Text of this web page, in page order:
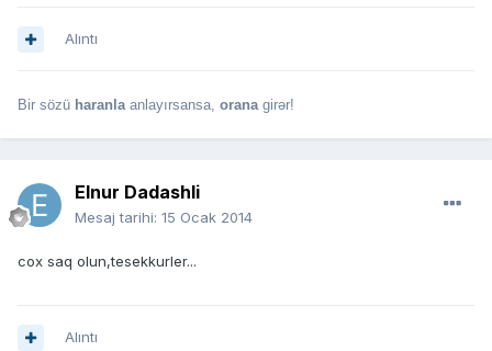
Alıntı
Bir sözü haranla anlayırsansa, orana girər!
Elnur Dadashli
Mesaj tarihi: 15 Ocak 2014
cox saq olun,tesekkurler...
Alıntı